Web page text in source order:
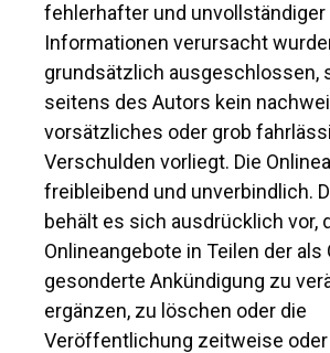
fehlerhafter und unvollständiger
Informationen verursacht
grundsätzlich ausgeschlossen,
seitens des Autors kein
vorsätzliches oder grob
Verschulden vorliegt. Die
freibleibend und unverbindlich.
behält es sich ausdrücklich vor,
Onlineangebote in Teilen der als
gesonderte Ankündigung zu
ergänzen, zu löschen oder die
Veröffentlichung zeitweise